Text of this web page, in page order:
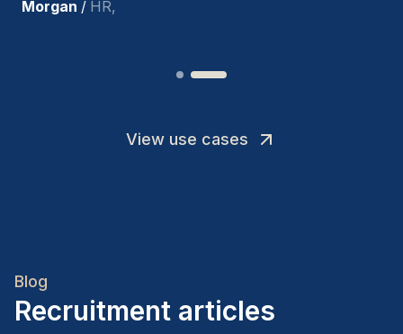
Joakin / Deputy-AMLCO
View use cases
Blog
Recruitment articles